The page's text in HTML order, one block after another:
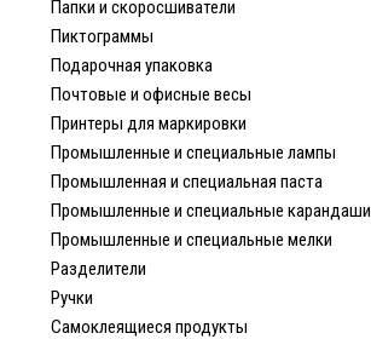
Папки и скоросшиватели
Пиктограммы
Подарочная упаковка
Почтовые и офисные весы
Принтеры для маркировки
Промышленные и специальные лампы
Промышленная и специальная паста
Промышленные и специальные карандаши
Промышленные и специальные мелки
Разделители
Ручки
Самоклеящиеся продукты